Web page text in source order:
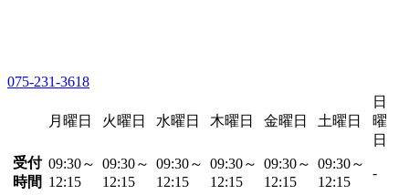
075-231-3618
月曜日 火曜日 水曜日 木曜日 金曜日 土曜日
日
曜
日
受付
時間
09:30～
12:15
09:30～
12:15
09:30～
12:15
09:30～
12:15
09:30～
12:15
09:30～
12:15
-